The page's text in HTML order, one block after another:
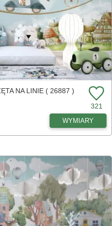
NA LINIE ( 26887 )
321
WYMIARY